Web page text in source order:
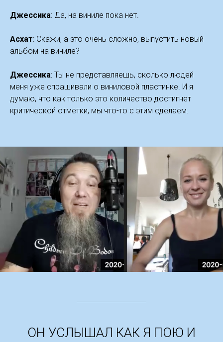
Джессика: Да, на виниле пока нет.
Асхат: Скажи, а это очень сложно, выпустить новый
альбом на виниле?
Джессика: Ты не представляешь, сколько людей
меня уже спрашивали о виниловой пластинке. И я
думаю, что как только это количество достигнет
критической отметки, мы что-то с этим сделаем.
ОН УСЛЫШАЛ КАК Я ПОЮ И